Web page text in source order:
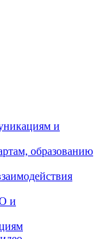
и
образованию
и